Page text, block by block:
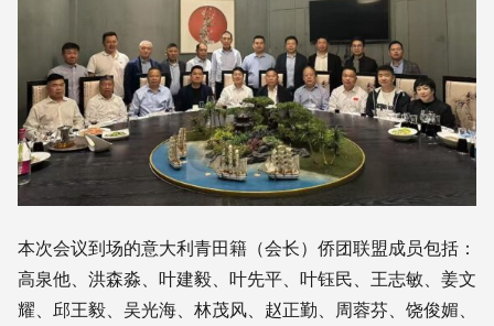
本次会议到场的意大利青田籍（会长）侨团联盟成员包括：
高泉他、洪森淼、叶建毅、叶先平、叶钰民、王志敏、姜文
耀、邱王毅、吴光海、林茂风、赵正勤、周蓉芬、饶俊媚、